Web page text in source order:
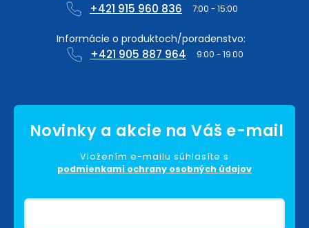
+421 915 960 836
+421 905 887 964
Vložením e-mailu súhlasíte s
podmienkami ochrany osobných údajov